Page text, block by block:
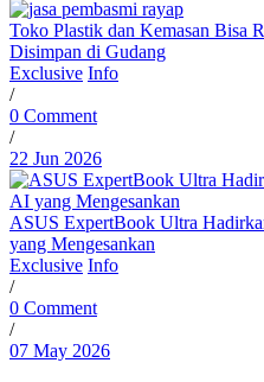
Toko Plastik dan Kemasan Bisa
Disimpan di Gudang
Exclusive Info
/
0 Comment
/
22 Jun 2026
ASUS ExpertBook Ultra
yang Mengesankan
Exclusive Info
/
0 Comment
/
07 May 2026